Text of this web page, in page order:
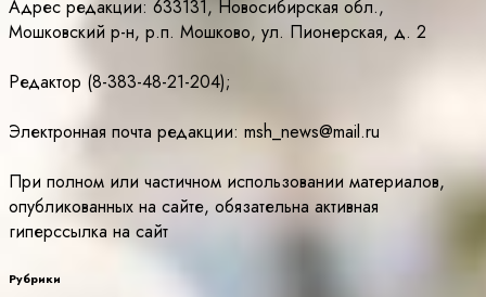
Адрес редакции: 633131, Новосибирская обл.,
Мошковский р-н, р.п. Мошково, ул. Пионерская, д. 2
Редактор (8-383-48-21-204);
Электронная почта редакции: msh_news@mail.ru
При полном или частичном использовании материалов,
опубликованных на сайте, обязательна активная
гиперссылка на сайт
Рубрики